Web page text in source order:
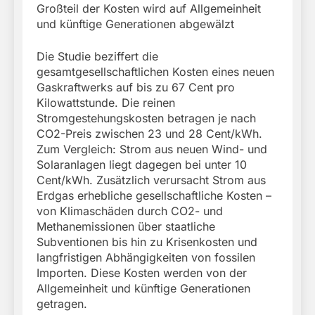
Großteil der Kosten wird auf Allgemeinheit
und künftige Generationen abgewälzt
Die Studie beziffert die
gesamtgesellschaftlichen Kosten eines neuen
Gaskraftwerks auf bis zu 67 Cent pro
Kilowattstunde. Die reinen
Stromgestehungskosten betragen je nach
CO2-Preis zwischen 23 und 28 Cent/kWh.
Zum Vergleich: Strom aus neuen Wind- und
Solaranlagen liegt dagegen bei unter 10
Cent/kWh. Zusätzlich verursacht Strom aus
Erdgas erhebliche gesellschaftliche Kosten –
von Klimaschäden durch CO2- und
Methanemissionen über staatliche
Subventionen bis hin zu Krisenkosten und
langfristigen Abhängigkeiten von fossilen
Importen. Diese Kosten werden von der
Allgemeinheit und künftige Generationen
getragen.